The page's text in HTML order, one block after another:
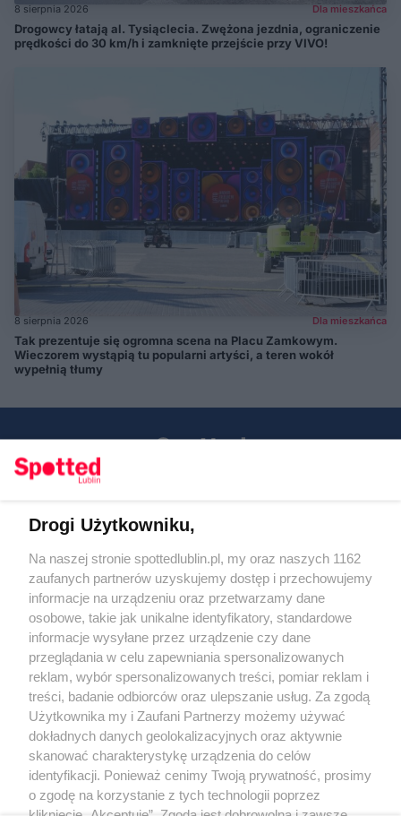
8 sierpnia 2026 Dla mieszkańca
Drogowcy łatają al. Tysiąclecia. Zwężona jezdnia, ograniczenie
prędkości do 30 km/h i zamknięte przejście przy VIVO!
8 sierpnia 2026 Dla mieszkańca
Tak prezentuje się ogromna scena na Placu Zamkowym.
Wieczorem wystąpią tu popularni artyści, a teren wokół
wypełnią tłumy
KATEGORIE
OGŁOSZENIA
WYDARZENIA
NA SKRÓTY
Regulamin
Polityka prywatności
RODO
Warunki korzystania z treści
Drogi Użytkowniku,
Na naszej stronie spottedlublin.pl, my oraz naszych 1162
zaufanych partnerów uzyskujemy dostęp i przechowujemy
informacje na urządzeniu oraz przetwarzamy dane
osobowe, takie jak unikalne identyfikatory, standardowe
informacje wysyłane przez urządzenie czy dane
przeglądania w celu zapewniania spersonalizowanych
reklam, wybór spersonalizowanych treści, pomiar reklam i
treści, badanie odbiorców oraz ulepszanie usług. Za zgodą
Użytkownika my i Zaufani Partnerzy możemy używać
dokładnych danych geolokalizacyjnych oraz aktywnie
skanować charakterystykę urządzenia do celów
identyfikacji. Ponieważ cenimy Twoją prywatność, prosimy
o zgodę na korzystanie z tych technologii poprzez